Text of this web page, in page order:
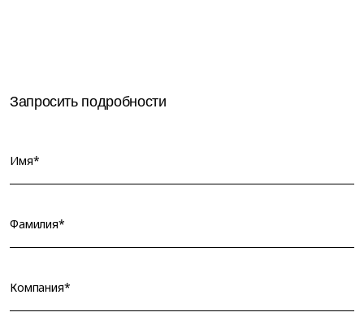
Запросить подробности
Имя*
Фамилия*
Компания*